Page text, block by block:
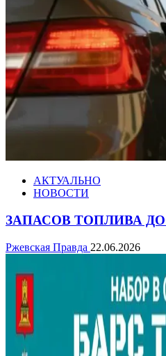
АКТУАЛЬНО
НОВОСТИ
ЗАПАСОВ ТОПЛИВА
Ржевская Правда 22.06.2026